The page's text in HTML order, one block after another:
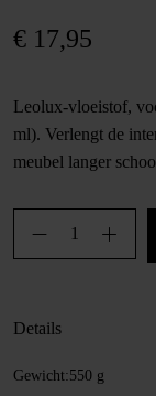
€ 17,95
Leolux-vloeistof,
ml). Verlengt de
meubel langer
voor
stof
Details
Gewicht:550 g